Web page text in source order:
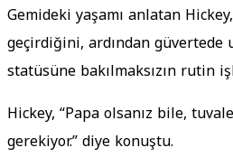
Gemideki yaşamı anlatan
geçirdiğini, ardından
statüsüne bakılmaksızın rutin
Hickey, “Papa olsanız bile,
gerekiyor.” diye konuştu.